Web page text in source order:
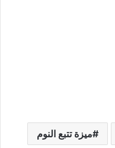
ﻣﻴﺰﺓ ﺗﺘﺒﻊ ﺍﻟﻨﻮﻡ